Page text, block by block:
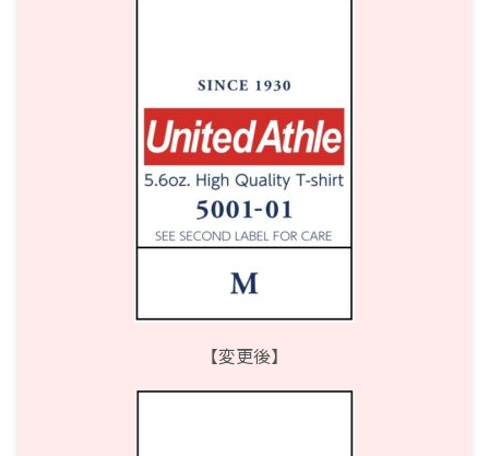
【変更後】